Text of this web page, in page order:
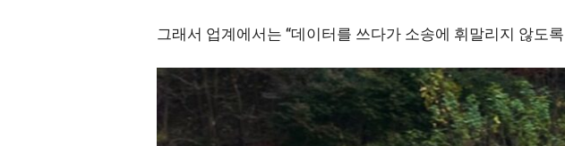
그래서 업계에서는 “데이터를 쓰다가 소송에 휘말리지 않도